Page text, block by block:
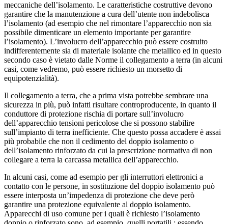
meccaniche dell’isolamento. Le caratteristiche costruttive devono
garantire che la manutenzione a cura dell’utente non indebolisca
l’isolamento (ad esempio che nel rimontare l’apparecchio non sia
possibile dimenticare un elemento importante per garantire
l’isolamento). L’involucro dell’apparecchio può essere costruito
indifferentemente sia di materiale isolante che metallico ed in questo
secondo caso è vietato dalle Norme il collegamento a terra (in alcuni
casi, come vedremo, può essere richiesto un morsetto di
equipotenzialità).
Il collegamento a terra, che a prima vista potrebbe sembrare una
sicurezza in più, può infatti risultare controproducente, in quanto il
conduttore di protezione rischia di portare sull’involucro
dell’apparecchio tensioni pericolose che si possono stabilire
sull’impianto di terra inefficiente. Che questo possa accadere è assai
più probabile che non il cedimento del doppio isolamento o
dell’isolamento rinforzato da cui la prescrizione normativa di non
collegare a terra la carcassa metallica dell’apparecchio.
In alcuni casi, come ad esempio per gli interruttori elettronici a
contatto con le persone, in sostituzione del doppio isolamento può
essere interposta un’impedenza di protezione che deve però
garantire una protezione equivalente al doppio isolamento.
Apparecchi di uso comune per i quali è richiesto l’isolamento